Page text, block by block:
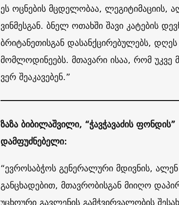
ეს ოცნების მცდელობაა, ლეგიტიმაციის,
ვინმესგან. ბნელ ოთახში შავი კატების
ბრიტანეთისგან დასანქცირებულებს,
მომლოდინეებს. მთავარი ისაა, რომ უკვე
ვერ შეაკავებენ.”
ზაზა ბიბილაშვილი, “ჭავჭავაძის ფონდის”
დამფუძნებელი:
“ევროსაბჭოს გენერალური მდივნის,
განცხადებით, მთავრობისგან მიიღო